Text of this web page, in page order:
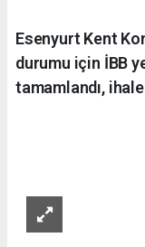
Esenyurt Kent
durumu için İBB
tamamlandı,